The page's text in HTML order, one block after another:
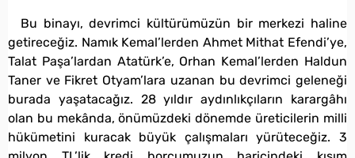
Bu binayı, devrimci kültürümüzün bir merkezi haline
getireceğiz. Namık Kemal’lerden Ahmet Mithat Efendi’ye,
Talat Paşa’lardan Atatürk’e, Orhan Kemal’lerden Haldun
Taner ve Fikret Otyam’lara uzanan bu devrimci geleneği
burada yaşatacağız. 28 yıldır aydınlıkçıların karargâhı
olan bu mekânda, önümüzdeki dönemde üreticilerin milli
hükümetini kuracak büyük çalışmaları yürüteceğiz. 3